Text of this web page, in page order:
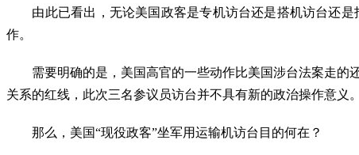
由此已看出，无论美国政客是专机访台还是搭机访台还是
作。
需要明确的是，美国高官的一些动作比美国涉台法案走的
关系的红线，此次三名参议员访台并不具有新的政治操作意义
那么，美国“现役政客”坐军用运输机访台目的何在？